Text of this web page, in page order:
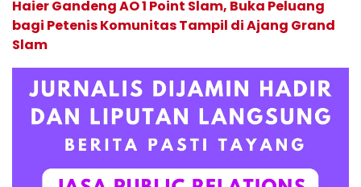
Haier Gandeng AO 1 Point Slam, Buka Peluang
bagi Petenis Komunitas Tampil di Ajang Grand
Slam